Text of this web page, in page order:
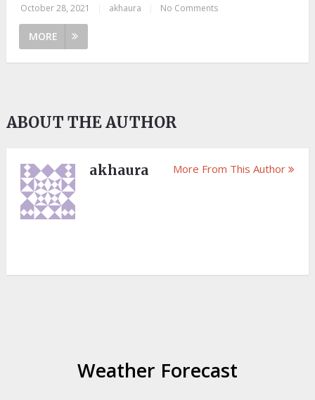
October 28, 2021 akhaura No Comments
MORE
ABOUT THE AUTHOR
akhaura More From This Author
Weather Forecast